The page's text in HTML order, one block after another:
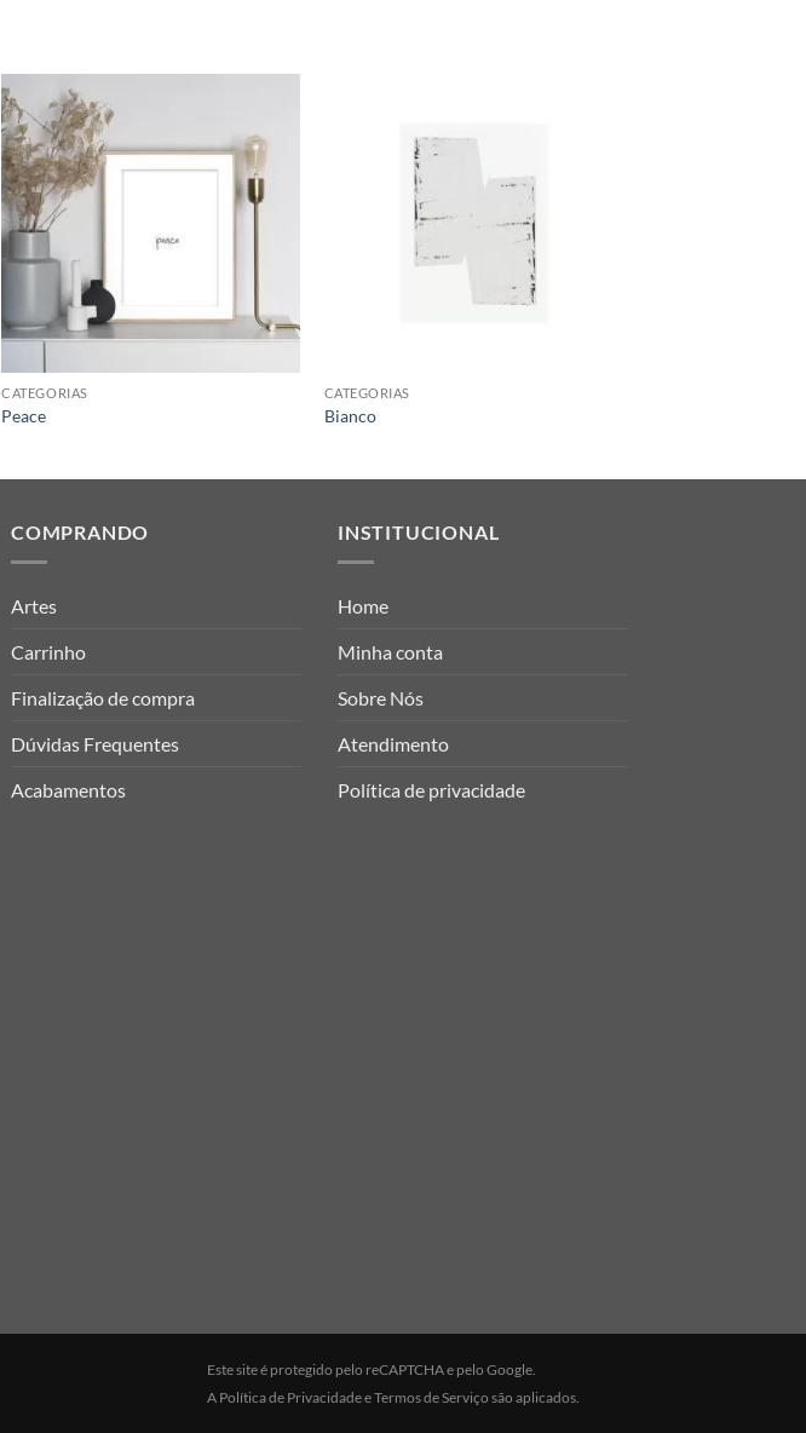
CATEGORIAS
Peace
CATEGORIAS
Bianco
COMPRANDO
Artes
Carrinho
Finalização de compra
Dúvidas Frequentes
Acabamentos
INSTITUCIONAL
Home
Minha conta
Sobre Nós
Atendimento
Política de privacidade
Este site é protegido pelo reCAPTCHA e pelo Google.
A Política de PrivacidadeeTermos de Serviço são aplicados.